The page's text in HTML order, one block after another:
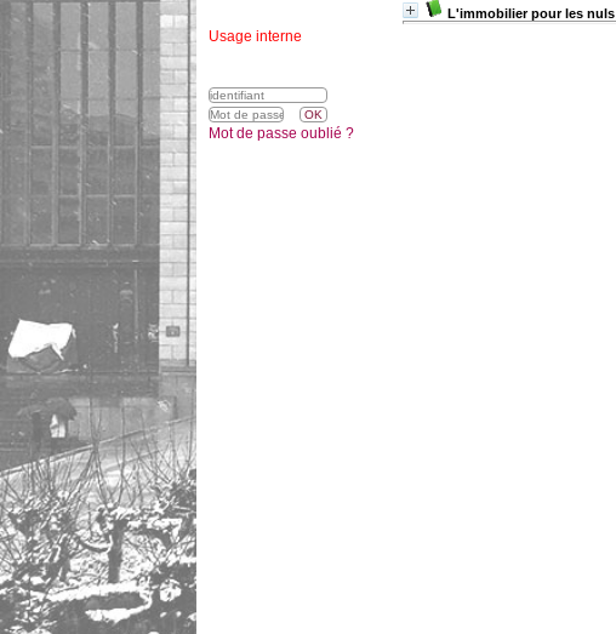
L'immobilier pour les nuls
Usage interne
Mot de passe oublié ?